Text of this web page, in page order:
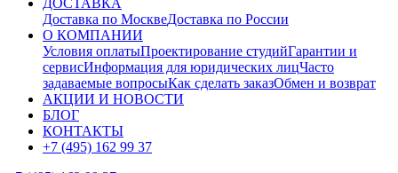
ДОСТАВКА
Доставка по МосквеДоставка по России
О КОМПАНИИ
Условия оплатыПроектирование студийГарантии и
сервисИнформация для юридических лицЧасто
задаваемые вопросыКак сделать заказОбмен и возврат
АКЦИИ И НОВОСТИ
БЛОГ
КОНТАКТЫ
+7 (495) 162 99 37